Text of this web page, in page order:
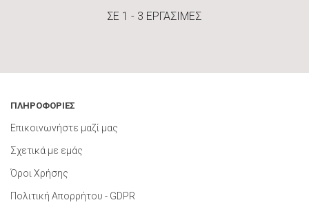
ΣΕ 1 - 3 ΕΡΓΑΣΙΜΕΣ
ΠΛΗΡΟΦΟΡΙΕΣ
Επικοινωνήστε μαζί μας
Σχετικά με εμάς
Όροι Χρήσης
Πολιτική Απορρήτου - GDPR